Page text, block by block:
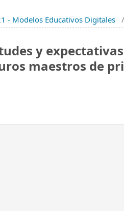
- Modelos Educativos Digitales /
y
maestros de